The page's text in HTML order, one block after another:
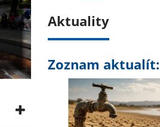
Aktuality
Zoznam aktualít: